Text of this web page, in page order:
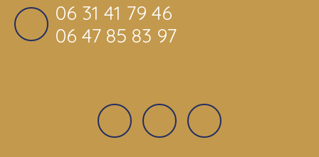
06 31 41 79 46
06 47 85 83 97